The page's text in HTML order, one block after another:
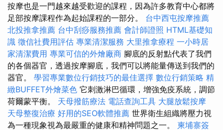
按摩也是一門越來越受歡迎的課程，因為許多教育中心都將
足部按摩課程作為起始課程的一部分。 台中西屯按摩推薦
北投推拿推薦 台中刮痧服務推薦 會計師證照 HTML基礎知
識 徵信社費用評估 專業清潔服務 大里推拿療程 一小時居
家清潔費用 專業可信的外燴廠商 腳底的反射點代表了我們
的各個器官，透過按摩腳底，我們可以將能量傳送到我們的
器官。 學習專業數位行銷技巧的最佳選擇 數位行銷策略 精
緻BUFFET外燴菜色 它刺激淋巴循環，增強免疫系統，調節
荷爾蒙平衡。 天母撥筋療法 電話查詢工具 大腿放鬆按摩
天母整復治療 好用的SEO軟體推薦 世界衛生組織將壓力視
為一種現象視為最嚴重的健康和精神問題之一。 柬埔寨簽